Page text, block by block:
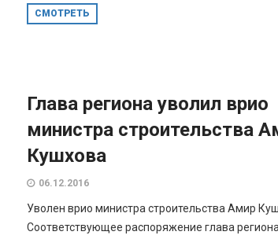
СМОТРЕТЬ
Глава региона уволил врио
министра строительства
Кушхова
06.12.2016
Уволен врио министра строительства Амир
Соответствующее распоряжение глава